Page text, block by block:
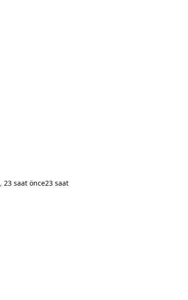
,23 saat önce23 saat